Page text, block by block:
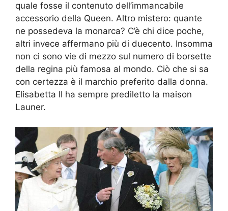
quale fosse il contenuto dell’immancabile
accessorio della Queen. Altro mistero: quante
ne possedeva la monarca? C’è chi dice poche,
altri invece affermano più di duecento. Insomma
non ci sono vie di mezzo sul numero di borsette
della regina più famosa al mondo. Ciò che si sa
con certezza è il marchio preferito dalla donna.
Elisabetta II ha sempre prediletto la maison
Launer.